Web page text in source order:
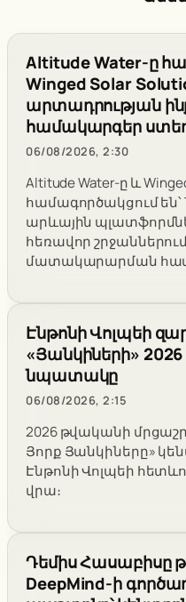
Altitude Water-ը
Winged Solar
արտադրության
համակարգեր
06/08/2026, 2:30
Altitude Water-ը և
համագործակցում
արևային
հեռավոր
մատակարարման
Էնթոնի Վոլպեի
«Յանկիների»
նպատակը
06/08/2026, 2:15
2026 թվականի
Յորք Յանկիները»
Էնթոնի Վոլպեի
վրա։
Դեմիս Հասաբիսը
DeepMind-ի